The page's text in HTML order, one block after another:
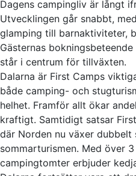
Dagens campingliv är långt
Utvecklingen går snabbt,
glamping till barnaktiviteter,
Gästernas
står i centrum för tillväxten.
Dalarna är First Camps
både camping- och
helhet. Framför allt ökar
kraftigt. Samtidigt satsar
där Norden nu växer dubbelt
sommarturismen. Med över
campingtomter erbjuder